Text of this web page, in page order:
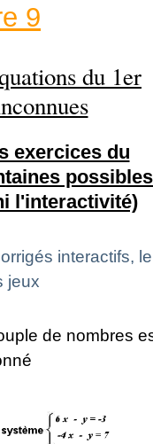
9
du 1er
exercices du
possibles
l'interactivité)
interactifs, le
jeux
de nombres